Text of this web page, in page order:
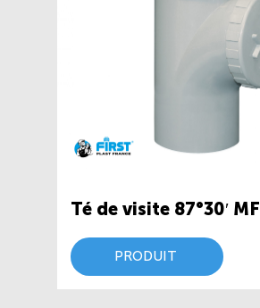
Té de visite 87°30′ MF
PRODUIT